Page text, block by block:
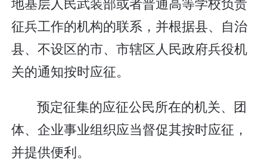
征兵工作的机构的联系，并根据县、自治
县、不设区的市、市辖区人民政府兵役机
关的通知按时应征。
预定征集的应征公民所在的机关、团
体、企业事业组织应当督促其按时应征，
并提供便利。